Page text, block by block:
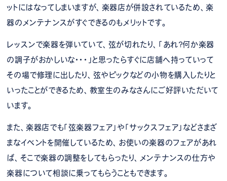
ットにはなってしまいますが、楽器店が併設されているため、楽
器のメンテナンスがすぐできるのもメリットです。
レッスンで楽器を弾いていて、弦が切れたり、「あれ？何か楽器
の調子がおかしいな・・・」と思ったらすぐに店舗へ持っていって
その場で修理に出したり、弦やピックなどの小物を購入したりと
いったことができるため、教室生のみなさんにご好評いただいて
います。
また、楽器店でも「弦楽器フェア」や「サックスフェア」などさまざ
まなイベントを開催しているため、お使いの楽器のフェアがあれ
ば、そこで楽器の調整をしてもらったり、メンテナンスの仕方や
楽器について相談に乗ってもらうこともできます。